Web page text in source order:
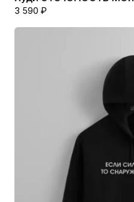
3 590 ₽